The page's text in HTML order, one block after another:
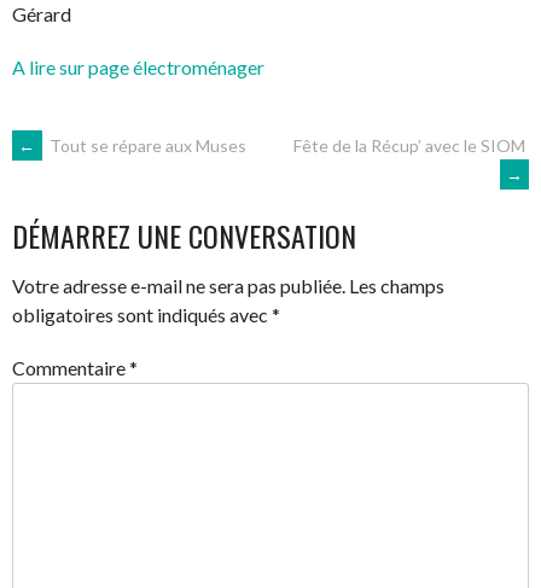
Gérard
A lire sur page électroménager
NAVIGATION
DES
ARTICLES
← Tout se répare aux Muses
Fête de la Récup’ avec le SIOM
→
DÉMARREZ UNE CONVERSATION
Votre adresse e-mail ne sera pas publiée. Les champs
obligatoires sont indiqués avec *
Commentaire*